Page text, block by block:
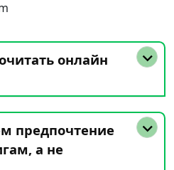
онлайн
предпочтение
а не